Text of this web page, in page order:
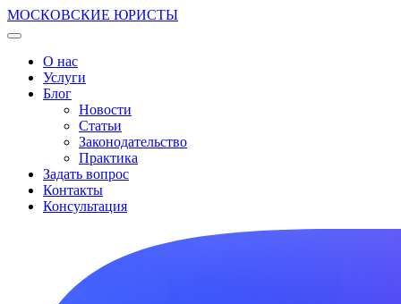
МОСКОВСКИЕ ЮРИСТЫ
О нас
Услуги
Блог
Новости
Статьи
Законодательство
Практика
Задать вопрос
Контакты
Консультация